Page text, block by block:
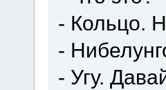
- Кольцо.
-
- Угу.